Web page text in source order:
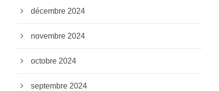
décembre 2024
novembre 2024
octobre 2024
septembre 2024